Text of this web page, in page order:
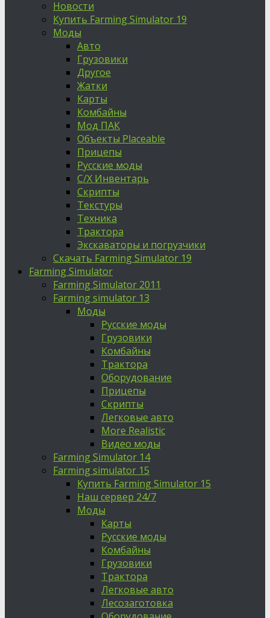
Новости
Купить Farming Simulator 19
Моды
Авто
Грузовики
Другое
Жатки
Карты
Комбайны
Мод ПАК
Объекты Placeable
Прицепы
Русские моды
С/Х Инвентарь
Скрипты
Текстуры
Техника
Трактора
Экскаваторы и погрузчики
Скачать Farming Simulator 19
Farming Simulator
Farming Simulator 2011
Farming simulator 13
Моды
Русские моды
Грузовики
Комбайны
Трактора
Оборудование
Прицепы
Скрипты
Легковые авто
More Realistic
Видео моды
Farming Simulator 14
Farming simulator 15
Купить Farming Simulator 15
Наш сервер 24/7
Моды
Карты
Русские моды
Комбайны
Грузовики
Трактора
Легковые авто
Лесозаготовка